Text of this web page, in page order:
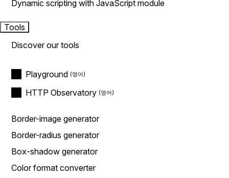
Dynamic scripting with JavaScript module
Tools
Discover our tools
Playground
HTTP Observatory
Border-image generator
Border-radius generator
Box-shadow generator
Color format converter